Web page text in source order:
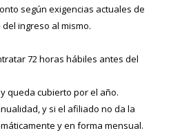
según exigencias actuales de
ingreso al mismo.
72 horas hábiles antes del
queda cubierto por el año.
y si el afiliado no da la
y en forma mensual.